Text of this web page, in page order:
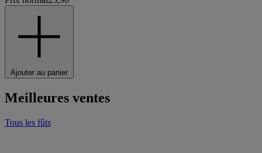
Ajouter au panier
Meilleures ventes
Tous les fûts